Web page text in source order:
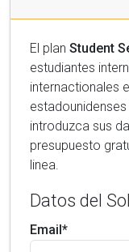
El plan Student
estudiantes
internactionales
estadounidenses en
introduzca sus
presupuesto
linea.
Datos del
Email*